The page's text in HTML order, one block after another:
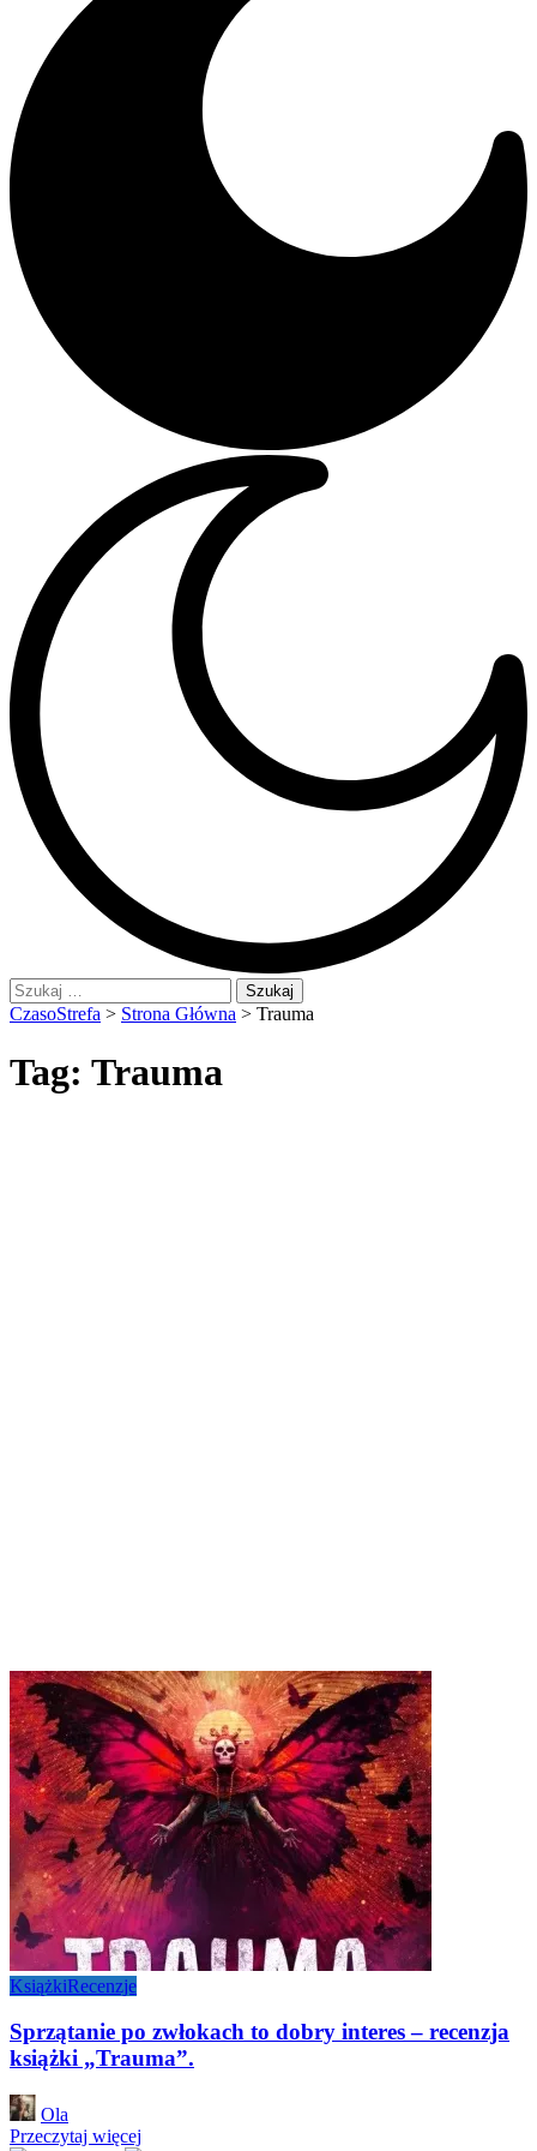
Szukaj:
CzasoStrefa > Strona Główna > Trauma
Tag: Trauma
KsiążkiRecenzje
Sprzątanie po zwłokach to dobry interes – recenzja
książki „Trauma”.
Posted
by
Ola
Przeczytaj więcej